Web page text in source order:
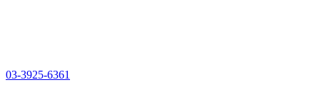
03-3925-6361